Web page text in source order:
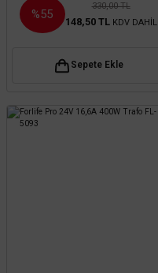
%55
330,00 TL
148,50 TL KDV DAHİL
Sepete Ekle